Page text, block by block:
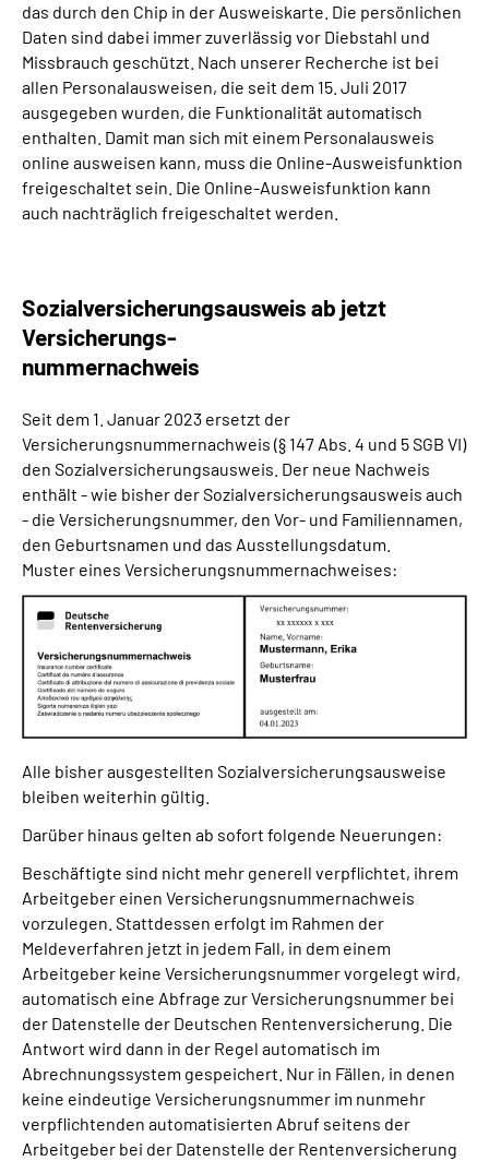
das durch den Chip in der Ausweiskarte. Die persönlichen
Daten sind dabei immer zuverlässig vor Diebstahl und
Missbrauch geschützt. Nach unserer Recherche ist bei
allen Personalausweisen, die seit dem 15. Juli 2017
ausgegeben wurden, die Funktionalität automatisch
enthalten. Damit man sich mit einem Personalausweis
online ausweisen kann, muss die Online-Ausweisfunktion
freigeschaltet sein. Die Online-Ausweisfunktion kann
auch nachträglich freigeschaltet werden.
Sozialversicherungsausweis ab jetzt
Versicherungs-
nummernachweis
Seit dem 1. Januar 2023 ersetzt der
Versicherungsnummernachweis (§ 147 Abs. 4 und 5 SGB VI)
den Sozialversicherungsausweis. Der neue Nachweis
enthält - wie bisher der Sozialversicherungsausweis auch
- die Versicherungsnummer, den Vor- und Familiennamen,
den Geburtsnamen und das Ausstellungsdatum.
Muster eines Versicherungsnummernachweises:
Alle bisher ausgestellten Sozialversicherungsausweise
bleiben weiterhin gültig.
Darüber hinaus gelten ab sofort folgende Neuerungen:
Beschäftigte sind nicht mehr generell verpflichtet, ihrem
Arbeitgeber einen Versicherungsnummernachweis
vorzulegen. Stattdessen erfolgt im Rahmen der
Meldeverfahren jetzt in jedem Fall, in dem einem
Arbeitgeber keine Versicherungsnummer vorgelegt wird,
automatisch eine Abfrage zur Versicherungsnummer bei
der Datenstelle der Deutschen Rentenversicherung. Die
Antwort wird dann in der Regel automatisch im
Abrechnungssystem gespeichert. Nur in Fällen, in denen
keine eindeutige Versicherungsnummer im nunmehr
verpflichtenden automatisierten Abruf seitens der
Arbeitgeber bei der Datenstelle der Rentenversicherung